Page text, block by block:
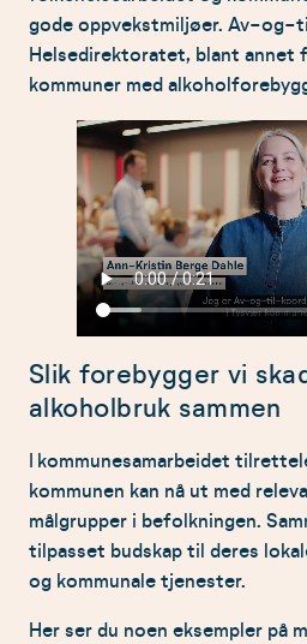
gode oppvekstmiljøer. Av-og-
Helsedirektoratet, blant annet
kommuner med
Slik forebygger vi
alkoholbruk sammen
I kommunesamarbeidet
kommunen kan nå ut med
målgrupper i befolkningen.
tilpasset budskap til deres
og kommunale tjenester.
Her ser du noen eksempler på